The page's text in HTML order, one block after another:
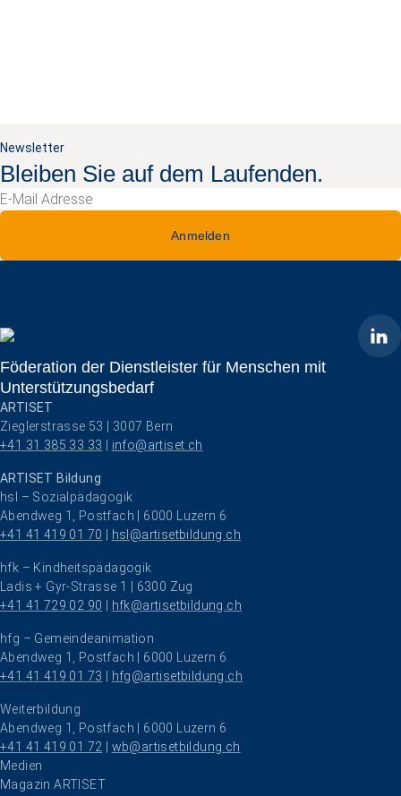
Newsletter
Bleiben Sie auf dem Laufenden.
Anmelden
ARTISET
Föderation der Dienstleister für Menschen mit
Unterstützungsbedarf
ARTISET
Zieglerstrasse 53 | 3007 Bern
+41 31 385 33 33 | info@artiset.ch
ARTISET Bildung
hsl – Sozialpädagogik
Abendweg 1, Postfach | 6000 Luzern 6
+41 41 419 01 70 | hsl@artisetbildung.ch
hfk – Kindheitspädagogik
Ladis + Gyr-Strasse 1 | 6300 Zug
+41 41 729 02 90 | hfk@artisetbildung.ch
hfg – Gemeindeanimation
Abendweg 1, Postfach | 6000 Luzern 6
+41 41 419 01 73 | hfg@artisetbildung.ch
Weiterbildung
Abendweg 1, Postfach | 6000 Luzern 6
+41 41 419 01 72 | wb@artisetbildung.ch
Navigation überspringen
Medien
Magazin ARTISET